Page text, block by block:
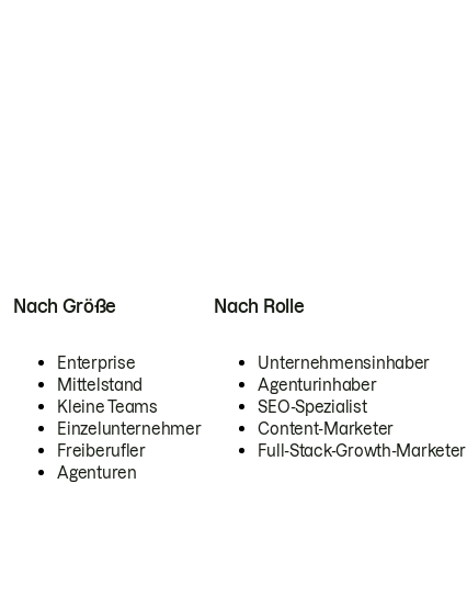
Nach Größe
Enterprise
Mittelstand
Kleine Teams
Einzelunternehmer
Freiberufler
Agenturen
Nach Rolle
Unternehmensinhaber
Agenturinhaber
SEO-Spezialist
Content-Marketer
Full-Stack-Growth-Marketer